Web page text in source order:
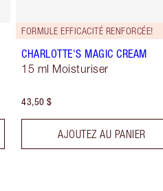
FORMULE EFFICACITÉ RENFORCÉE!
CHARLOTTE'S MAGIC CREAM
15 ml Moisturiser
43,50 $
AJOUTEZ AU PANIER